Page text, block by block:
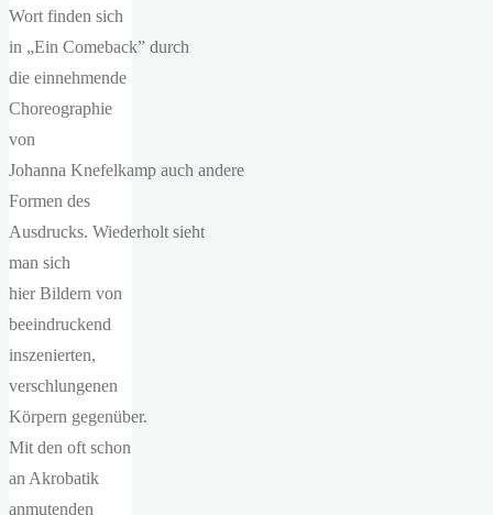
Wort finden sich
in „Ein Comeback” durch
die einnehmende
Choreographie
von
Johanna Knefelkamp auch andere
Formen des
Ausdrucks. Wiederholt sieht
man sich
hier Bildern von
beeindruckend
inszenierten,
verschlungenen
Körpern gegenüber.
Mit den oft schon
an Akrobatik
anmutenden